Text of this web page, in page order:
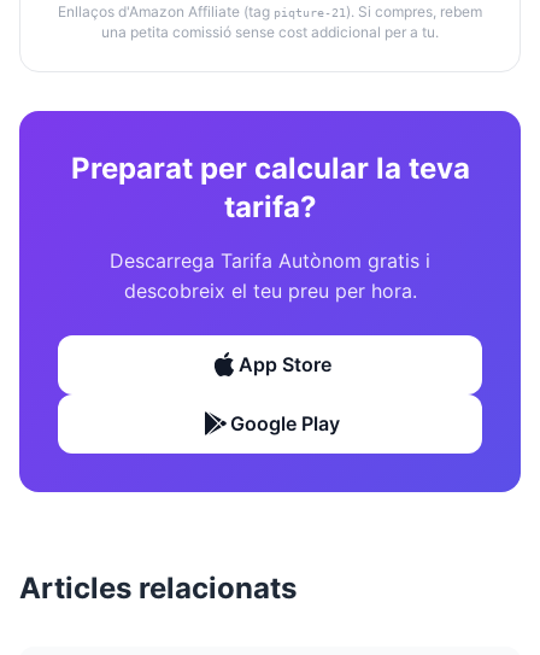
Enllaços d'Amazon Affiliate (tag piqture-21 ). Si compres, rebem
una petita comissió sense cost addicional per a tu.
Preparat per calcular la teva
tarifa?
Descarrega Tarifa Autònom gratis i
descobreix el teu preu per hora.
App Store
Google Play
Articles relacionats